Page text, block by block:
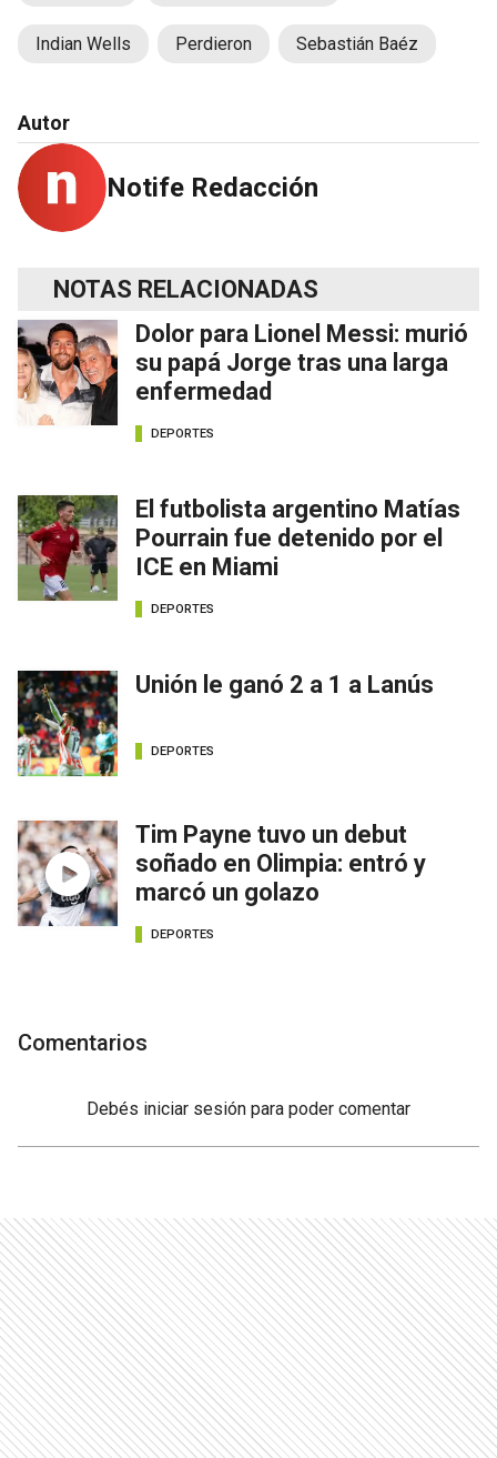
Indian Wells Perdieron Sebastián Baéz
Autor
Notife Redacción
NOTAS RELACIONADAS
Dolor para Lionel Messi: murió
su papá Jorge tras una larga
enfermedad
DEPORTES
El futbolista argentino Matías
Pourrain fue detenido por el
ICE en Miami
DEPORTES
Unión le ganó 2 a 1 a Lanús
DEPORTES
Tim Payne tuvo un debut
soñado en Olimpia: entró y
marcó un golazo
DEPORTES
Comentarios
Debés iniciar sesión para poder comentar